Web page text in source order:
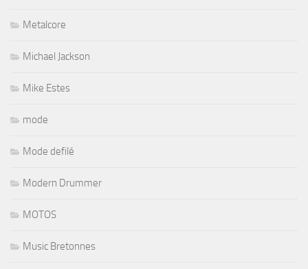
Metalcore
Michael Jackson
Mike Estes
mode
Mode defilé
Modern Drummer
MOTOS
Music Bretonnes